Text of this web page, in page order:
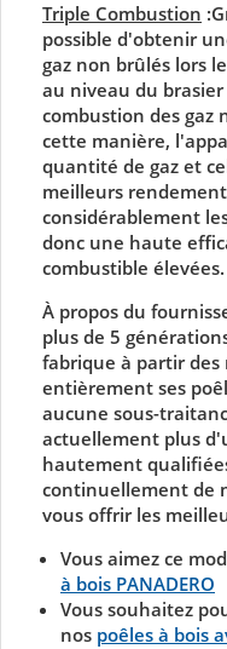
Triple Combustion
possible d'obtenir
gaz non brûlés lors
au niveau du
combustion des gaz
cette manière,
quantité de gaz et
meilleurs
considérablement
donc une haute
combustible élevées.
À propos du
plus de 5
fabrique à partir
entièrement ses
aucune sous-
actuellement plus
hautement
continuellement de
vous offrir les
Vous aimez ce
à bois PANADERO
Vous souhaitez
nos poêles à bois